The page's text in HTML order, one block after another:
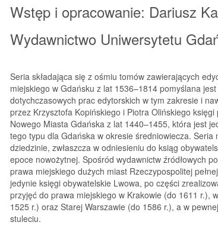
Wstęp i opracowanie: Dariusz
Wydawnictwo Uniwersytetu
Seria składająca się z ośmiu tomów zawierających
miejskiego w Gdańsku z lat 1536–1814 pomyślana
dotychczasowych prac edytorskich w tym zakresie i
przez Krzysztofa Kopińskiego i Piotra Olińskiego
Nowego Miasta Gdańska z lat 1440–1455, która jest
tego typu dla Gdańska w okresie średniowiecza. Seria
dziedzinie, zwłaszcza w odniesieniu do ksiąg
epoce nowożytnej. Spośród wydawnictw źródłowych
prawa miejskiego dużych miast Rzeczypospolitej
jedynie księgi obywatelskie Lwowa, po części
przyjęć do prawa miejskiego w Krakowie (do 1611 r.),
1525 r.) oraz Starej Warszawie (do 1586 r.), a w
stuleciu.